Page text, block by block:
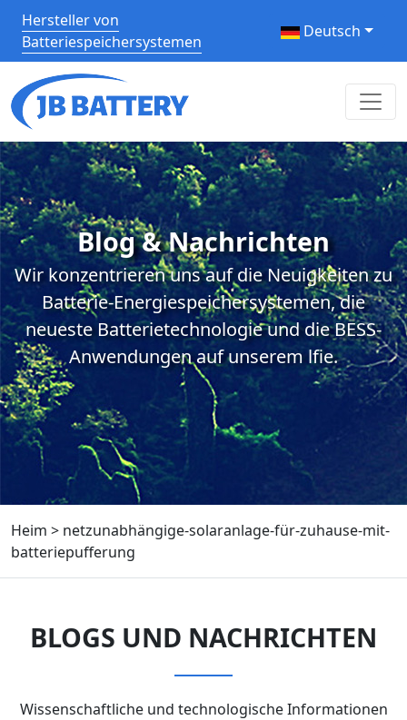
Hersteller von
Batteriespeichersystemen
Deutsch
Blog & Nachrichten
Wir konzentrieren uns auf die Neuigkeiten zu
Batterie-Energiespeichersystemen, die
neueste Batterietechnologie und die BESS-
Anwendungen auf unserem lfie.
Heim > netzunabhängige-solaranlage-für-zuhause-mit-
batteriepufferung
BLOGS UND NACHRICHTEN
Wissenschaftliche und technologische Informationen